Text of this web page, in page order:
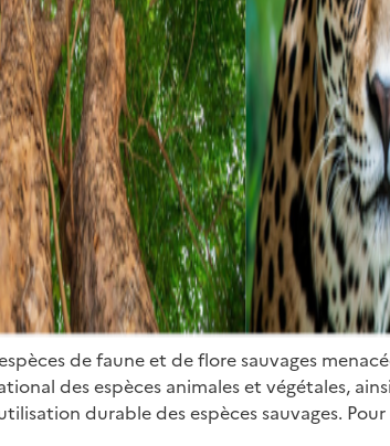
de faune et de flore sauvages
des espèces animales et végétales,
durable des espèces sauvages.